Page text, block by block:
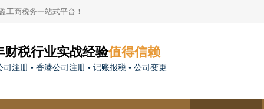
工商税务一站式平台！
财税行业实战经验值得信赖
司注册 • 香港公司注册 • 记账报税 • 公司变更